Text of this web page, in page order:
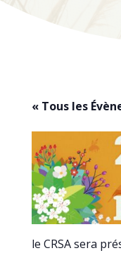
« Tous les
le CRSA sera